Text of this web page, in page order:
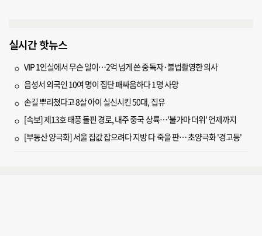
실시간 핫뉴스
VIP 1인실에서 무슨 일이…2억 넘게 쓴 중독자·불법촬영한 의사
음성서 외국인 10여 명이 집단 패싸움하다 1명 사망
손길 뿌리쳤다고 8살 아이 실신시킨 50대, 집유
[속보] 제13호 태풍 돌핀 경로, 내주 중국 상륙…'불가마 더위' 언제까지
[부동산 양극화] 서울 집값 잡으려다 지방 다 죽을 판… 초양극화 '경고등'